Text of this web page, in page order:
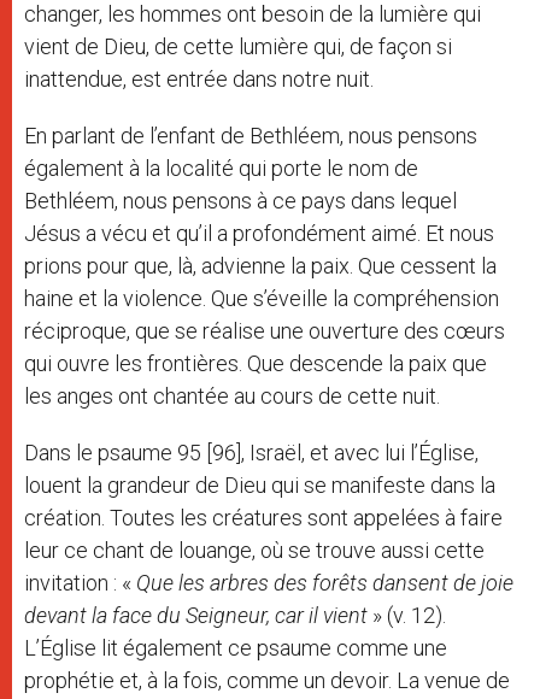
changer, les hommes ont besoin de la lumière qui
vient de Dieu, de cette lumière qui, de façon si
inattendue, est entrée dans notre nuit.
En parlant de l’enfant de Bethléem, nous pensons
également à la localité qui porte le nom de
Bethléem, nous pensons à ce pays dans lequel
Jésus a vécu et qu’il a profondément aimé. Et nous
prions pour que, là, advienne la paix. Que cessent la
haine et la violence. Que s’éveille la compréhension
réciproque, que se réalise une ouverture des cœurs
qui ouvre les frontières. Que descende la paix que
les anges ont chantée au cours de cette nuit.
Dans le psaume 95 [96], Israël, et avec lui l’Église,
louent la grandeur de Dieu qui se manifeste dans la
création. Toutes les créatures sont appelées à faire
leur ce chant de louange, où se trouve aussi cette
invitation : « Que les arbres des forêts dansent de joie
devant la face du Seigneur, car il vient » (v. 12).
L’Église lit également ce psaume comme une
prophétie et, à la fois, comme un devoir. La venue de